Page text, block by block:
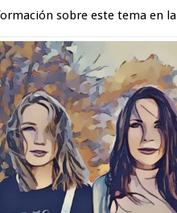
sobre este tema en la